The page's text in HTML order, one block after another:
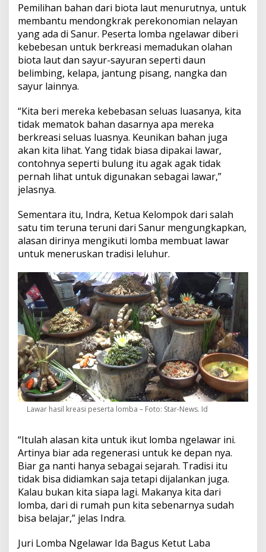
a
i
P
u
d
a
r
Pemilihan bahan dari biota laut menurutnya, untuk
membantu mendongkrak perekonomian nelayan
yang ada di Sanur. Peserta lomba ngelawar diberi
kebebesan untuk berkreasi memadukan olahan
biota laut dan sayur-sayuran seperti daun
belimbing, kelapa, jantung pisang, nangka dan
sayur lainnya.
“Kita beri mereka kebebasan seluas luasanya, kita
tidak mematok bahan dasarnya apa mereka
berkreasi seluas luasnya. Keunikan bahan juga
akan kita lihat. Yang tidak biasa dipakai lawar,
contohnya seperti bulung itu agak agak tidak
pernah lihat untuk digunakan sebagai lawar,”
jelasnya.
Sementara itu, Indra, Ketua Kelompok dari salah
satu tim teruna teruni dari Sanur mengungkapkan,
alasan dirinya mengikuti lomba membuat lawar
untuk meneruskan tradisi leluhur.
Lawar hasil kreasi peserta lomba – Foto: Star-News. Id
“Itulah alasan kita untuk ikut lomba ngelawar ini.
Artinya biar ada regenerasi untuk ke depan nya.
Biar ga nanti hanya sebagai sejarah. Tradisi itu
tidak bisa didiamkan saja tetapi dijalankan juga.
Kalau bukan kita siapa lagi. Makanya kita dari
lomba, dari di rumah pun kita sebenarnya sudah
bisa belajar,” jelas Indra.
Juri Lomba Ngelawar Ida Bagus Ketut Laba